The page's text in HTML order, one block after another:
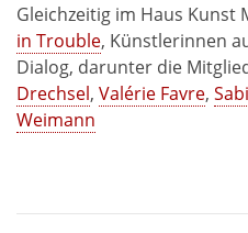
Gleichzeitig im Haus Kunst
in Trouble, Künstlerinnen
Dialog, darunter die
Drechsel, Valérie Favre,
Weimann